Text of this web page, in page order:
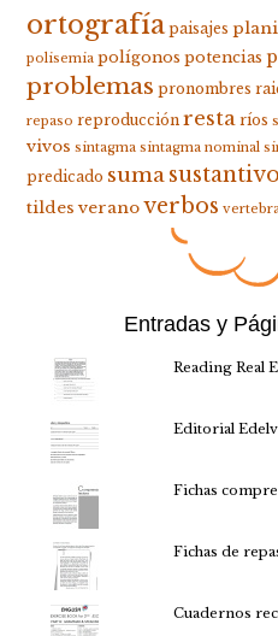
ortografía paisajes
polisemia polígonos potencias
problemas pronombres
repaso reproducción resta ríos
vivos sintagma sintagma nominal
predicado suma
tildes verano verbos
Entradas y
Reading Real
Editorial
Fichas
Fichas de
Cuadernos